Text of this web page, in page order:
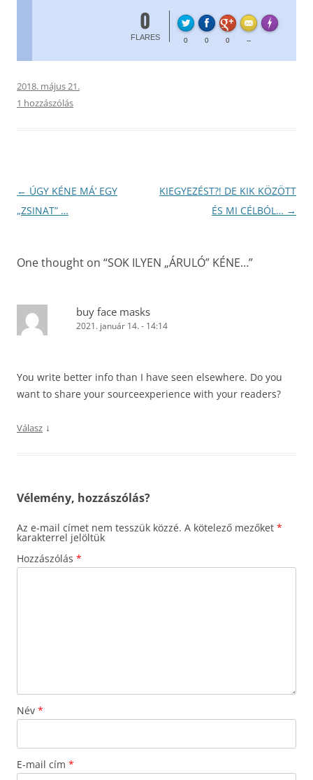
0
FLARES 0 0 0 --
Made with
2018. május 21.
1 hozzászólás
Bejegyzés
navigáció
← ÚGY KÉNE MÁ’ EGY
„ZSINAT” …
KIEGYEZÉST?! DE KIK KÖZÖTT
ÉS MI CÉLBÓL… →
One thought on “SOK ILYEN „ÁRULÓ” KÉNE…”
buy face masks
2021. január 14. - 14:14
You write better info than I have seen elsewhere. Do you
want to share your sourceexperience with your readers?
Válasz ↓
Vélemény, hozzászólás?
Az e-mail címet nem tesszük közzé. A kötelező mezőket *
karakterrel jelöltük
Hozzászólás *
Név *
E-mail cím *